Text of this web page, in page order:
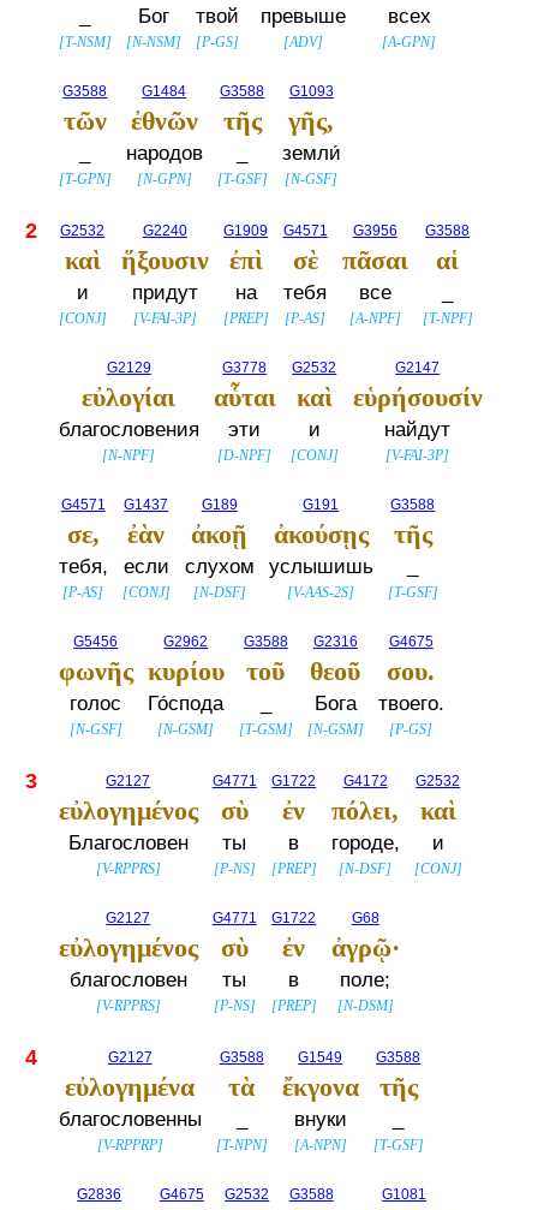
[T-NSM]
Бог
[N-NSM]
твой
[P-GS]
превыше
[ADV]
всех
[A-GPN]
G3588
τῶν
[T-GPN]
G1484
ἐθνῶν
народов
[N-GPN]
G3588
τῆς
[T-GSF]
G1093
γῆς,
земли́
[N-GSF]
2 G2532
καὶ
и
[CONJ]
G2240
ἥξουσιν
придут
[V-FAI-3P]
G1909
ἐπὶ
на
[PREP]
G4571
σὲ
тебя
[P-AS]
G3956
πᾶσαι
все
[A-NPF]
G3588
αἱ
[T-NPF]
G2129
εὐλογίαι
благословения
[N-NPF]
G3778
αὗται
эти
[D-NPF]
G2532
καὶ
и
[CONJ]
G2147
εὑρήσουσίν
найдут
[V-FAI-3P]
G4571
σε,
тебя,
[P-AS]
G1437
ἐὰν
если
[CONJ]
G189
ἀκοῇ
слухом
[N-DSF]
G191
ἀκούσῃς
услышишь
[V-AAS-2S]
G3588
τῆς
[T-GSF]
G5456
φωνῆς
голос
[N-GSF]
G2962
κυρίου
Го́спода
[N-GSM]
G3588
τοῦ
[T-GSM]
G2316
θεοῦ
Бога
[N-GSM]
G4675
σου.
твоего.
[P-GS]
3 G2127
εὐλογημένος
Благословен
[V-RPPRS]
G4771
σὺ
ты
[P-NS]
G1722
ἐν
в
[PREP]
G4172
πόλει,
городе,
[N-DSF]
G2532
καὶ
и
[CONJ]
G2127
εὐλογημένος
благословен
[V-RPPRS]
G4771
σὺ
ты
[P-NS]
G1722
ἐν
в
[PREP]
G68
ἀγρῷ·
поле;
[N-DSM]
4 G2127
εὐλογημένα
благословенны
[V-RPPRP]
G3588
τὰ
[T-NPN]
G1549
ἔκγονα
внуки
[A-NPN]
G3588
τῆς
[T-GSF]
G2836 G4675 G2532 G3588 G1081